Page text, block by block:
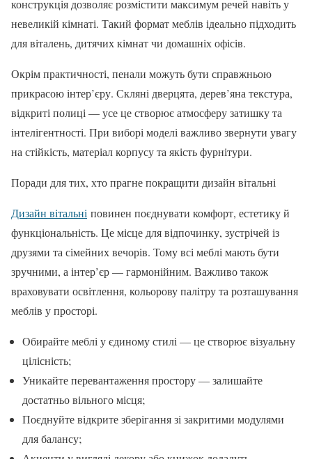
конструкція дозволяє розмістити максимум речей навіть у
невеликій кімнаті. Такий формат меблів ідеально підходить
для віталень, дитячих кімнат чи домашніх офісів.
Окрім практичності, пенали можуть бути справжньою
прикрасою інтер’єру. Скляні дверцята, дерев’яна текстура,
відкриті полиці — усе це створює атмосферу затишку та
інтелігентності. При виборі моделі важливо звернути увагу
на стійкість, матеріал корпусу та якість фурнітури.
Поради для тих, хто прагне покращити дизайн вітальні
Дизайн вітальні повинен поєднувати комфорт, естетику й
функціональність. Це місце для відпочинку, зустрічей із
друзями та сімейних вечорів. Тому всі меблі мають бути
зручними, а інтер’єр — гармонійним. Важливо також
враховувати освітлення, кольорову палітру та розташування
меблів у просторі.
Обирайте меблі у єдиному стилі — це створює візуальну
цілісність;
Уникайте перевантаження простору — залишайте
достатньо вільного місця;
Поєднуйте відкрите зберігання зі закритими модулями
для балансу;